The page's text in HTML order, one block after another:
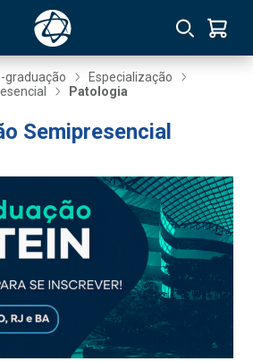
graduação
Especialização
Patologia
Semipresencial